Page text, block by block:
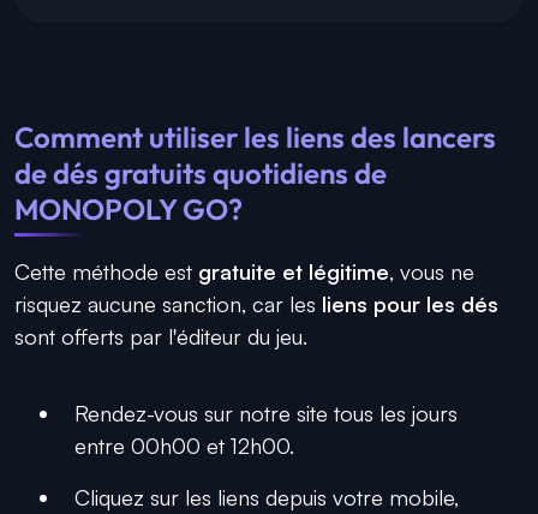
Comment utiliser les liens des lancers
de dés gratuits quotidiens de
MONOPOLY GO?
Cette méthode est gratuite et légitime, vous ne
risquez aucune sanction, car les liens pour les dés
sont offerts par l'éditeur du jeu.
Rendez-vous sur notre site tous les jours
entre 00h00 et 12h00.
Cliquez sur les liens depuis votre mobile,